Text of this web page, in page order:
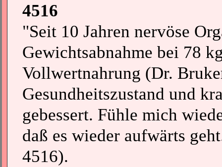
4516
"Seit 10 Jahren nervöse
Gewichtsabnahme bei 78
Vollwertnahrung (Dr.
Gesundheitszustand und
gebessert. Fühle mich
daß es wieder aufwärts
4516).